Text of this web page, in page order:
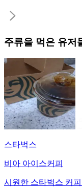
주류을 먹은 유저
스타벅스
비아 아이스커피
시원한 스타벅스 커